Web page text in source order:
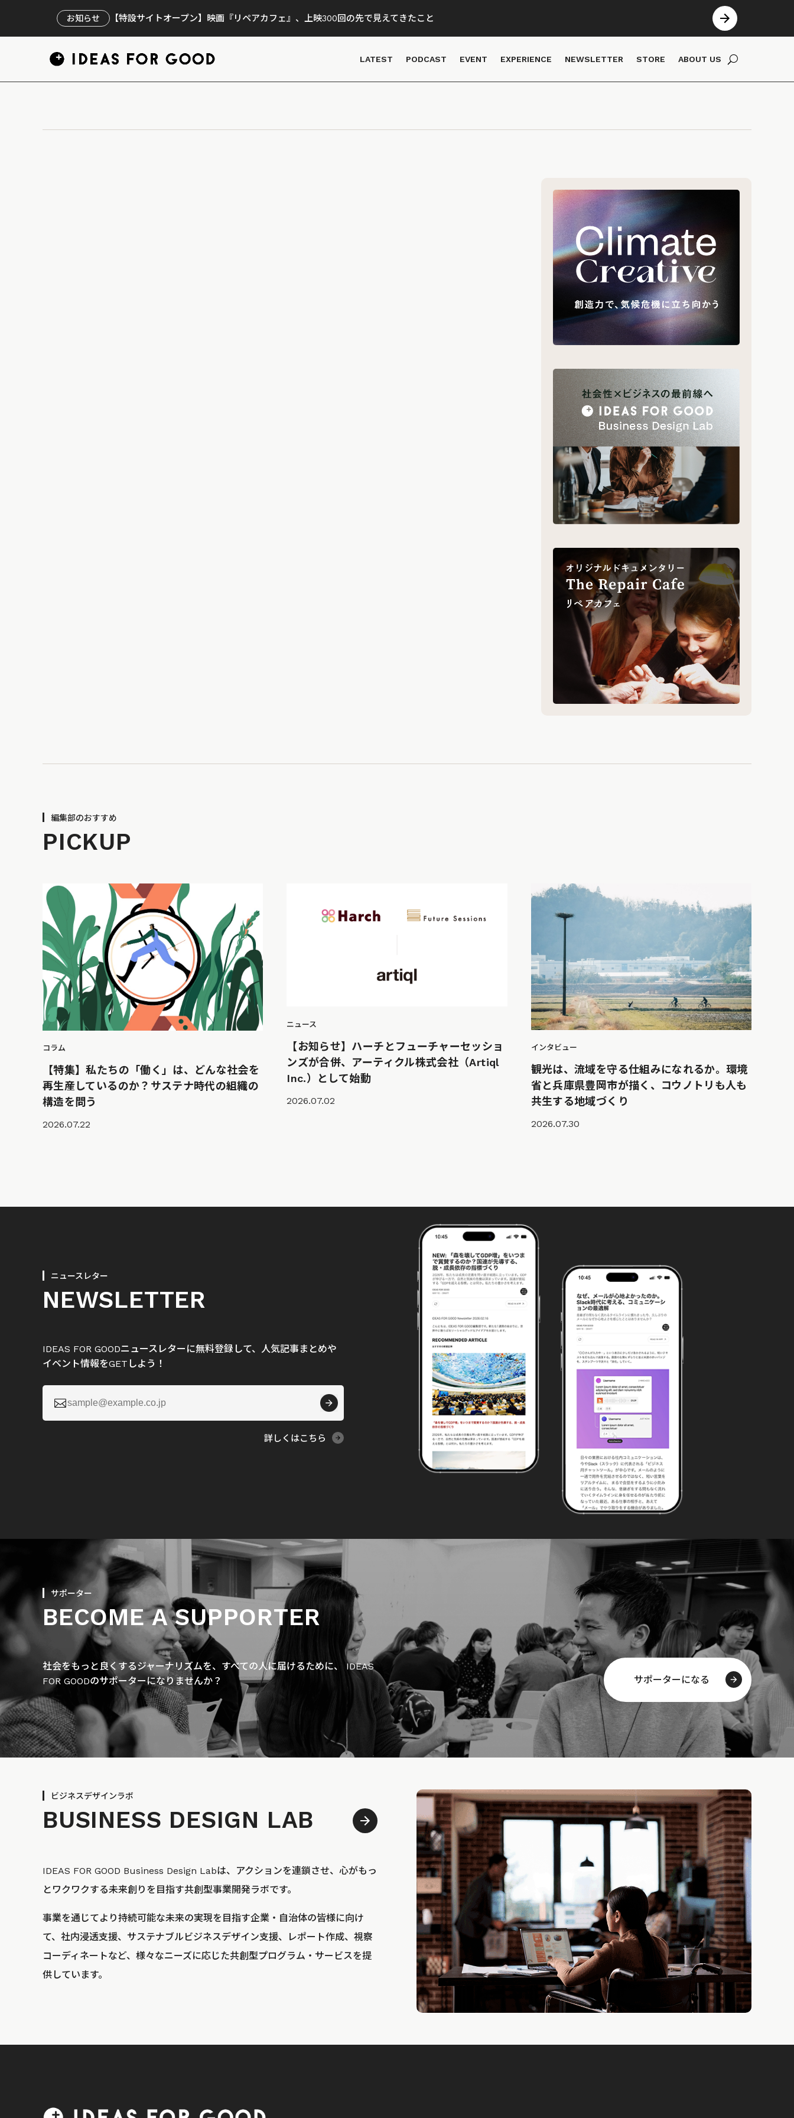
お知らせ 【特設サイトオープン】映画『リペアカフェ』、上映300回の先で見えてきたこと
LATEST PODCAST EVENT EXPERIENCE NEWSLETTER STORE ABOUT US
編集部のおすすめ
PICKUP
コラム
【特集】私たちの「働く」は、どんな社会を
再生産しているのか？サステナ時代の組織の
構造を問う
2026.07.22
ニュース
【お知らせ】ハーチとフューチャーセッショ
ンズが合併、アーティクル株式会社（Artiql
Inc.）として始動
2026.07.02
インタビュー
観光は、流域を守る仕組みになれるか。環境
省と兵庫県豊岡市が描く、コウノトリも人も
共生する地域づくり
2026.07.30
ニュースレター
NEWSLETTER
IDEAS FOR GOODニュースレターに無料登録して、人気記事まとめや
イベント情報をGETしよう！

詳しくはこちら
サポーター
BECOME A SUPPORTER
社会をもっと良くするジャーナリズムを、すべての人に届けるために、 IDEAS
FOR GOODのサポーターになりませんか？
サポーターになる
ビジネスデザインラボ
BUSINESS DESIGN LAB
IDEAS FOR GOOD Business Design Labは、アクションを連鎖させ、心がもっ
とワクワクする未来創りを目指す共創型事業開発ラボです。
事業を通じてより持続可能な未来の実現を目指す企業・自治体の皆様に向け
て、社内浸透支援、サステナブルビジネスデザイン支援、レポート作成、視察
コーディネートなど、様々なニーズに応じた共創型プログラム・サービスを提
供しています。